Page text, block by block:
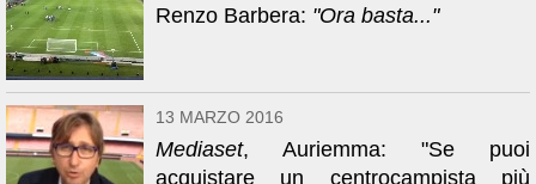
Renzo Barbera: "Ora basta..."
13 MARZO 2016
Mediaset, Auriemma: "Se puoi
acquistare un centrocampista più